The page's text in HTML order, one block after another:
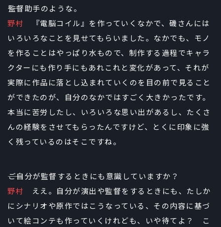
――監督助手のような。
野村 『電脳コイル』を作っていくなかで、磯さんには
いろいろなことを見せてもらいました。なかでも、モノ
を作ることはやっぱり水もので、制作する過程でキャラ
クターにも作り手にもあれこれと変化があって、それが
実際に作品に落とし込まれていくのを目の前で見ること
ができたのが、自分のなかではすごく大きかったです。
本当に苦労したし、いろいろな思い出があるし、たくさ
んの経験をさせてもらったんですけど、とくに印象に強
く残っているのはそこですね。
――ご自分が監督するときにも意識していますか？
野村 ええ。自分が演出や監督をするときにも、たしか
にシナリオや原作ではこうなっている、その内容に基づ
いて絵コンテも作っていくけれども、いや待てよ？ こ